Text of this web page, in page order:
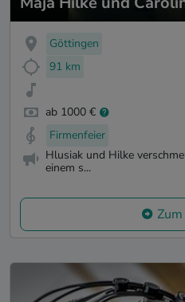
Göttingen
91 km
ab 1000 €
Firmenfeier
Hlusiak und Hilke
einem s...